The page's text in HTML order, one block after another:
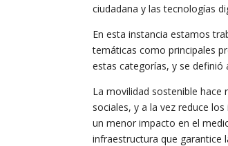
ciudadana y las tecnologías
En esta instancia estamos
temáticas como principales
estas categorías, y se definió
La movilidad sostenible hace
sociales, y a la vez reduce
un menor impacto en el
infraestructura que garantice